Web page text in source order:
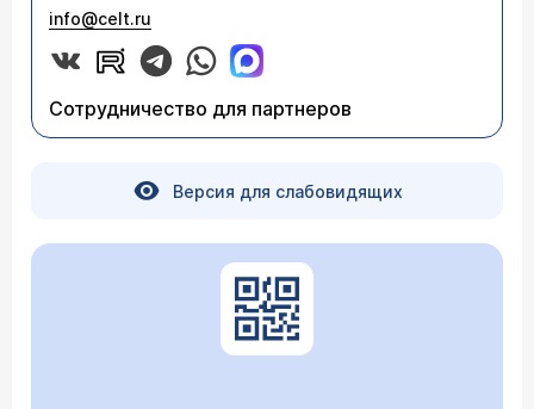
info@celt.ru
Сотрудничество для партнеров
Версия для слабовидящих